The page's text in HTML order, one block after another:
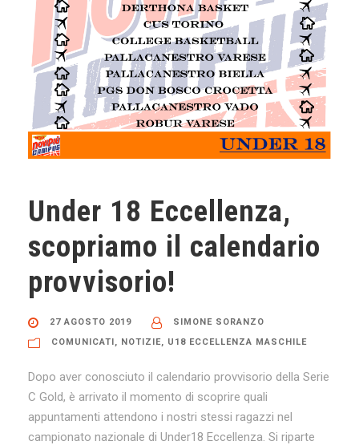
Under 18 Eccellenza,
scopriamo il calendario
provvisorio!
27 AGOSTO 2019
SIMONE SORANZO
COMUNICATI, NOTIZIE, U18 ECCELLENZA MASCHILE
Dopo aver conosciuto il calendario provvisorio della Serie
C Gold, è arrivato il momento di scoprire quali
appuntamenti attendono i nostri stessi ragazzi nel
campionato nazionale di Under18 Eccellenza. Si riparte